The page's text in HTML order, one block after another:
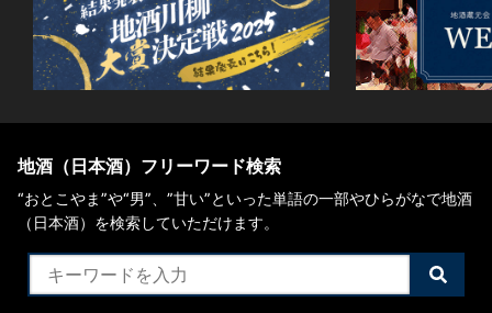
地酒（日本酒）フリーワード検索
“おとこやま”や“男”、”甘い”といった単語の一部やひらがなで地酒
（日本酒）を検索していただけます。
検
索